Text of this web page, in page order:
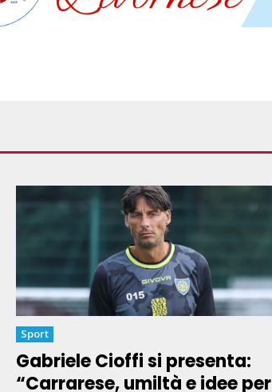
Sport
Gabriele Cioffi si presenta:
“Carrarese, umiltà e idee per